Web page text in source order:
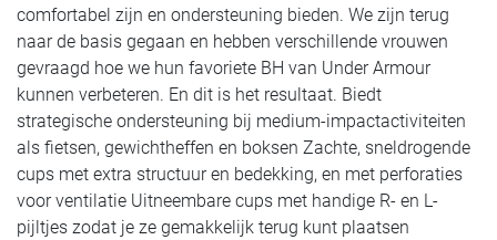
comfortabel zijn en ondersteuning bieden. We zijn terug
naar de basis gegaan en hebben verschillende vrouwen
gevraagd hoe we hun favoriete BH van Under Armour
kunnen verbeteren. En dit is het resultaat. Biedt
strategische ondersteuning bij medium-impactactiviteiten
als fietsen, gewichtheffen en boksen Zachte, sneldrogende
cups met extra structuur en bedekking, en met perforaties
voor ventilatie Uitneembare cups met handige R- en L-
pijltjes zodat je ze gemakkelijk terug kunt plaatsen